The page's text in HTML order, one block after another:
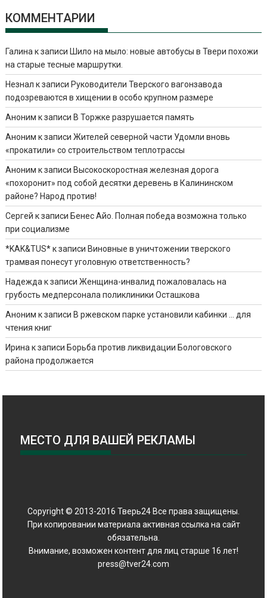
КОММЕНТАРИИ
Галинак записи Шило на мыло: новые автобусы в Твери похожи
на старые тесные маршрутки.
Незнал к записи Руководители Тверского вагонзавода
подозреваются в хищении в особо крупном размере
Аноним к записи В Торжке разрушается память
Аноним к записиЖителей северной части Удомли вновь
«прокатили» со строительством теплотрассы
Аноним к записи Высокоскоростная железная дорога
«похоронит» под собой десятки деревень в Калининском
районе? Народ против!
Сергей к записи Бенес Айо. Полная победа возможна только
при социализме
*KAK&TUS*к записи Виновные в уничтожении тверского
трамвая понесут уголовную ответственность?
Надеждак записиЖенщина-инвалид пожаловалась на
грубость медперсонала поликлиники Осташкова
Аноним к записи В ржевском парке установили кабинки … для
чтения книг
Иринак записи Борьба против ликвидации Бологовского
района продолжается
МЕСТО ДЛЯ ВАШЕЙ РЕКЛАМЫ
Copyright © 2013-2016 Тверь24 Все права защищены.
При копировании материала активная ссылка на сайт
обязательна.
Внимание, возможен контент для лиц старше 16 лет!
press@tver24.com